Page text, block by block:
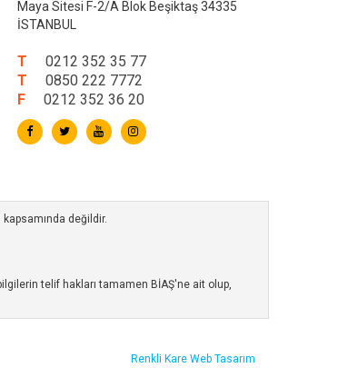
Maya Sitesi F-2/A Blok Beşiktaş 34335
İSTANBUL
T
0212 352 35 77
T
0850 222 7772
F
0212 352 36 20
kapsamında değildir.
telif hakları tamamen BİAŞ'ne ait olup,
Renkli Kare Web Tasarım